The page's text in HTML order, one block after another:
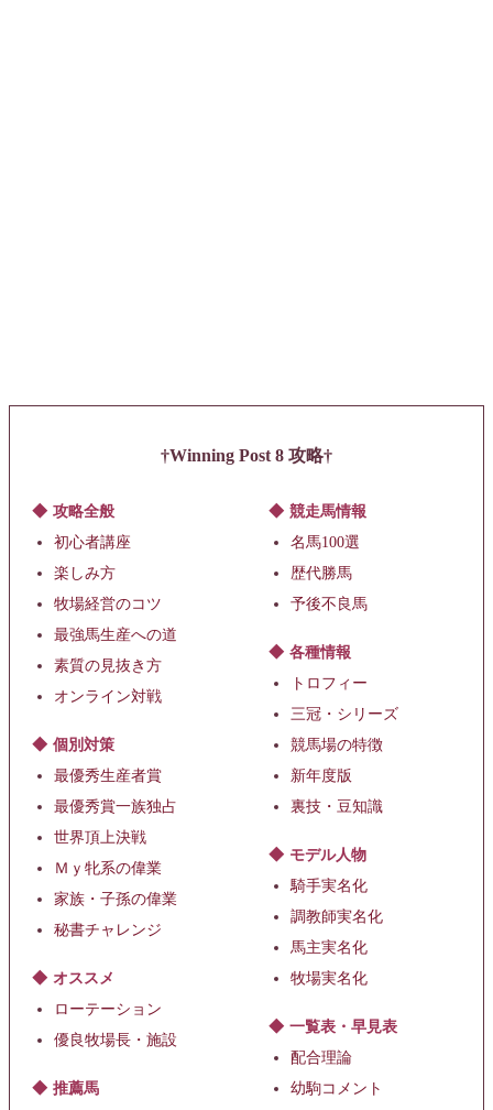
Winning Post 8 攻略
攻略全般
初心者講座
楽しみ方
牧場経営のコツ
最強馬生産への道
素質の見抜き方
オンライン対戦
個別対策
最優秀生産者賞
最優秀賞一族独占
世界頂上決戦
Ｍｙ牝系の偉業
家族・子孫の偉業
秘書チャレンジ
オススメ
ローテーション
優良牧場長・施設
推薦馬
競走馬情報
名馬100選
歴代勝馬
予後不良馬
各種情報
トロフィー
三冠・シリーズ
競馬場の特徴
新年度版
裏技・豆知識
モデル人物
騎手実名化
調教師実名化
馬主実名化
牧場実名化
一覧表・早見表
配合理論
幼駒コメント